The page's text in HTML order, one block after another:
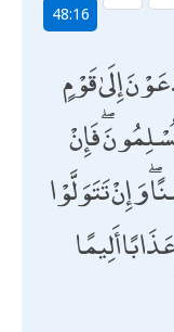
48:16
إِلَىٰ قَوْمٍ
فَإِنْ
وَإِنْ تَتَوَلَّوْا
أَلِيمًا